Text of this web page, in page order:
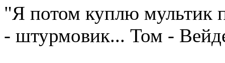
"Я потом куплю мультик
- штурмовик... Том -